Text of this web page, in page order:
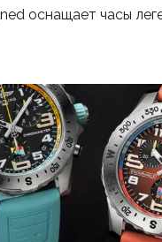
оснащает часы